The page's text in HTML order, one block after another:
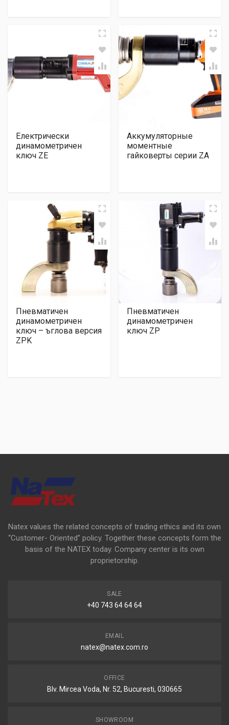
Електрически
динамометричен
ключ ZE
Аккумуляторные
моментные
гайковерты серии ZA
Пневматичен
динамометричен
ключ – ъглова версия
ZPK
Пневматичен
динамометричен
ключ ZP
Natex values the related concepts of trading ethics and its own
“Customer- Oriented” policy. Together these concepts form the
basis of the NATEX today. Company center is its own
proprietorship.
SALE
+40 743 64 64 64
EMAIL
natex@natex.com.ro
OFFICE
Blv. Mircea Voda, Nr. 52, Bucuresti, 030665
SHOWROOM